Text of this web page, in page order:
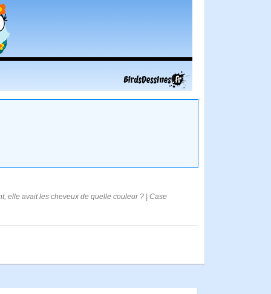
elle avait les cheveux de quelle couleur ? | Case